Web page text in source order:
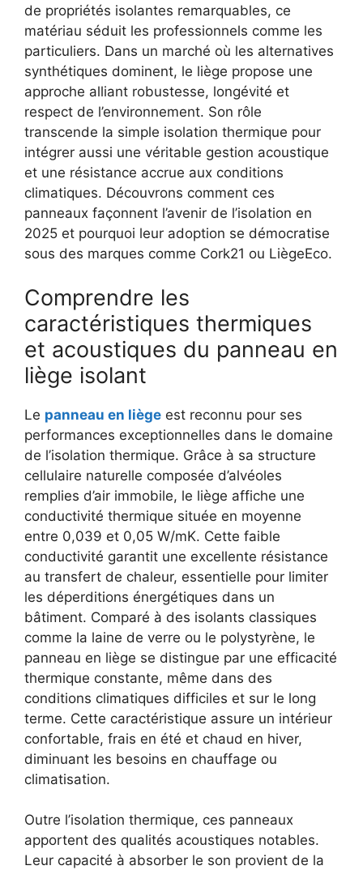
de propriétés isolantes remarquables, ce
matériau séduit les professionnels comme les
particuliers. Dans un marché où les alternatives
synthétiques dominent, le liège propose une
approche alliant robustesse, longévité et
respect de l’environnement. Son rôle
transcende la simple isolation thermique pour
intégrer aussi une véritable gestion acoustique
et une résistance accrue aux conditions
climatiques. Découvrons comment ces
panneaux façonnent l’avenir de l’isolation en
2025 et pourquoi leur adoption se démocratise
sous des marques comme Cork21 ou LiègeEco.
Comprendre les
caractéristiques thermiques
et acoustiques du panneau en
liège isolant
Le panneau en liège est reconnu pour ses
performances exceptionnelles dans le domaine
de l’isolation thermique. Grâce à sa structure
cellulaire naturelle composée d’alvéoles
remplies d’air immobile, le liège affiche une
conductivité thermique située en moyenne
entre 0,039 et 0,05 W/mK. Cette faible
conductivité garantit une excellente résistance
au transfert de chaleur, essentielle pour limiter
les déperditions énergétiques dans un
bâtiment. Comparé à des isolants classiques
comme la laine de verre ou le polystyrène, le
panneau en liège se distingue par une efficacité
thermique constante, même dans des
conditions climatiques difficiles et sur le long
terme. Cette caractéristique assure un intérieur
confortable, frais en été et chaud en hiver,
diminuant les besoins en chauffage ou
climatisation.
Outre l’isolation thermique, ces panneaux
apportent des qualités acoustiques notables.
Leur capacité à absorber le son provient de la